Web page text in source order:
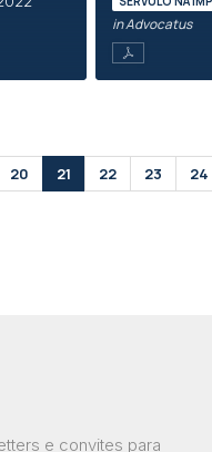
in Advocatus
20 21 22 23 24
e convites para